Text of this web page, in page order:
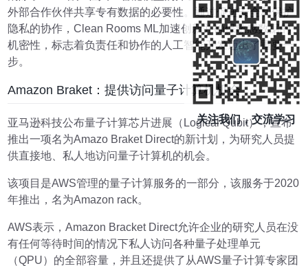
外部合作伙伴共享专有数据的必要性。通过促进安全和保护
隐私的协作，Clean Rooms ML加速创新并确保敏感数据的
机密性，标志着负责任和协作的人工智能开发迈出了重要一
步。
Amazon Braket：提供访问量子计算机机会
亚马逊科技公布量子计算芯片进展（Logical Qubit），宣布
推出一项名为Amazo Braket Direct的新计划，为研究人员提
供直接地、私人地访问量子计算机的机会。
该项目是AWS管理的量子计算服务的一部分，该服务于2020
年推出，名为Amazon rack。
AWS表示，Amazon Bracket Direct允许企业的研究人员在没
有任何等待时间的情况下私人访问各种量子处理单元
（QPU）的全部容量，并且还提供了从AWS量子计算专家团
关注我们，交流学习